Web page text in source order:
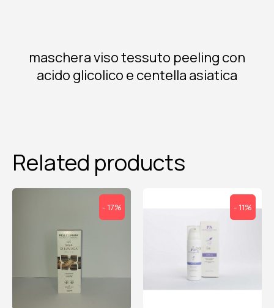
maschera viso tessuto peeling con
acido glicolico e centella asiatica
Related products
- 17% - 11%